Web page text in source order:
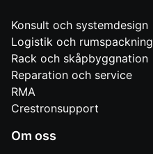
Konsult och systemdesign
Logistik och rumspackning
Rack och skåpbyggnation
Reparation och service
RMA
Crestronsupport
Om oss